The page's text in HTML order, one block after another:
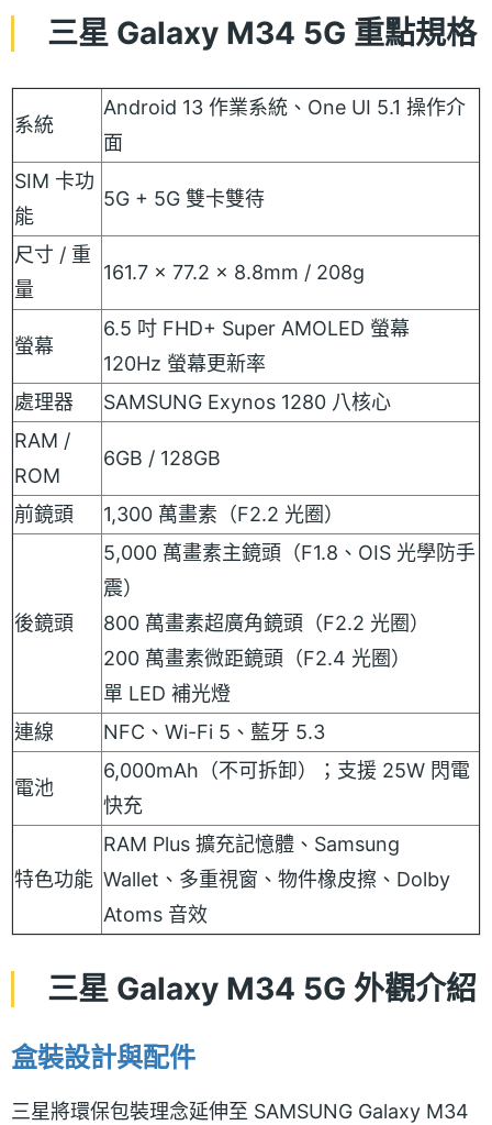
三星 Galaxy M34 5G 重點規格
系統
Android 13 作業系統、One UI 5.1 操作介
面
SIM 卡功
能
5G + 5G 雙卡雙待
尺寸 / 重
量
161.7 x 77.2 x 8.8mm / 208g
螢幕
6.5 吋 FHD+ Super AMOLED 螢幕
120Hz 螢幕更新率
處理器
SAMSUNG Exynos 1280 八核心
RAM /
ROM
6GB / 128GB
前鏡頭 1,300 萬畫素（F2.2 光圈）
後鏡頭
5,000 萬畫素主鏡頭（F1.8、OIS 光學防手
震）
800 萬畫素超廣角鏡頭（F2.2 光圈）
200 萬畫素微距鏡頭（F2.4 光圈）
單 LED 補光燈
連線
NFC、Wi-Fi 5、藍牙 5.3
電池
6,000mAh（不可拆卸）；支援 25W 閃電
快充
特色功能
RAM Plus 擴充記憶體、Samsung
Wallet、多重視窗、物件橡皮擦、Dolby
Atoms 音效
三星 Galaxy M34 5G 外觀介紹
盒裝設計與配件
三星將環保包裝理念延伸至 SAMSUNG Galaxy M34